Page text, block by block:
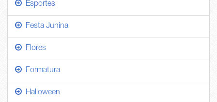
Esportes
Festa Junina
Flores
Formatura
Halloween